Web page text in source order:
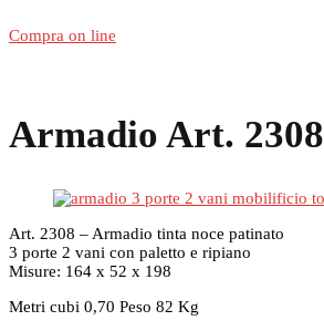
Compra on line
Armadio Art. 2308
Art. 2308 – Armadio tinta noce patinato
3 porte 2 vani con paletto e ripiano
Misure: 164 x 52 x 198
Metri cubi 0,70 Peso 82 Kg